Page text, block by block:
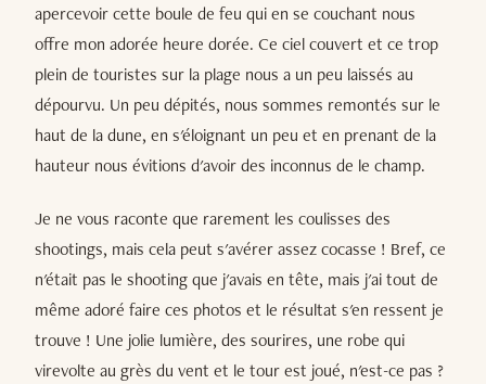
apercevoir cette boule de feu qui en se couchant nous
offre mon adorée heure dorée. Ce ciel couvert et ce trop
plein de touristes sur la plage nous a un peu laissés au
dépourvu. Un peu dépités, nous sommes remontés sur le
haut de la dune, en s'éloignant un peu et en prenant de la
hauteur nous évitions d'avoir des inconnus de le champ.
Je ne vous raconte que rarement les coulisses des
shootings, mais cela peut s'avérer assez cocasse ! Bref, ce
n'était pas le shooting que j'avais en tête, mais j'ai tout de
même adoré faire ces photos et le résultat s'en ressent je
trouve ! Une jolie lumière, des sourires, une robe qui
virevolte au grès du vent et le tour est joué, n'est-ce pas ?